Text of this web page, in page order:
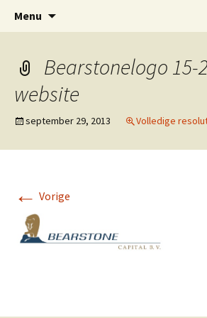
Bearstone Capital
Menu
Bearstonelogo 15-
website
september 29, 2013 Volledige
← Vorige